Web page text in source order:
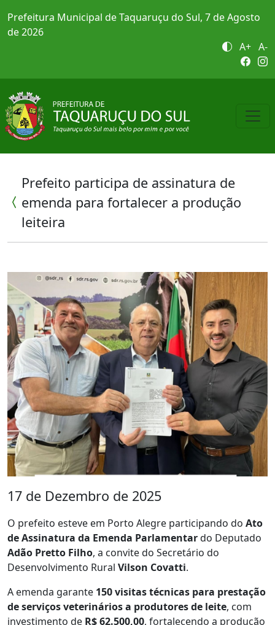
Prefeitura Municipal de Taquaruçu do Sul, 7 de Agosto
de 2026
A+ A-
Prefeito participa de assinatura de
emenda para fortalecer a produção
leiteira
17 de Dezembro de 2025
O prefeito esteve em Porto Alegre participando do Ato
de Assinatura da Emenda Parlamentardo Deputado
Adão Pretto Filho, a convite do Secretário do
Desenvolvimento Rural Vilson Covatti.
A emenda garante 150 visitas técnicas para prestação
de serviços veterinários a produtores de leite, com
investimento de R$ 62.500,00, fortalecendo a produção